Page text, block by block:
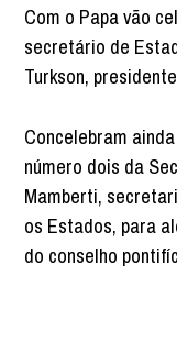
Com o Papa vão
secretário de
Turkson,
Concelebram
número dois da
Mamberti,
os Estados, para
do conselho